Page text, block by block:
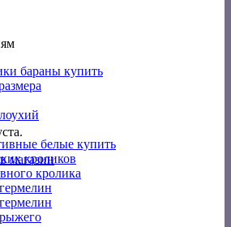
магазин
бараны купить
белые купить
кроликов
кролика